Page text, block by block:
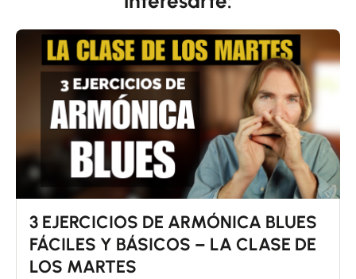
3 EJERCICIOS DE ARMÓNICA BLUES
FÁCILES Y BÁSICOS – LA CLASE DE
LOS MARTES